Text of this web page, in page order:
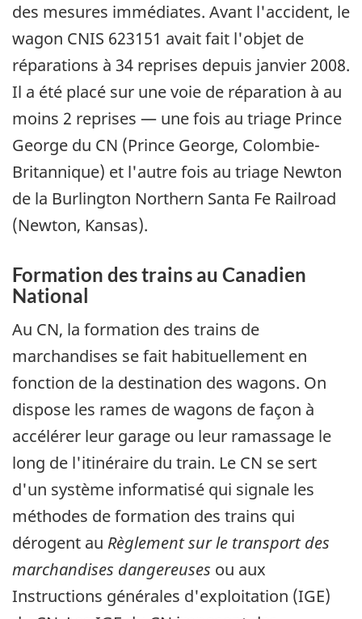
des mesures immédiates. Avant l'accident, le
wagon CNIS 623151 avait fait l'objet de
réparations à 34 reprises depuis janvier 2008.
Il a été placé sur une voie de réparation à au
moins 2 reprises — une fois au triage Prince
George du CN (Prince George, Colombie-
Britannique) et l'autre fois au triage Newton
de la Burlington Northern Santa Fe Railroad
(Newton, Kansas).
Formation des trains au Canadien
National
Au CN, la formation des trains de
marchandises se fait habituellement en
fonction de la destination des wagons. On
dispose les rames de wagons de façon à
accélérer leur garage ou leur ramassage le
long de l'itinéraire du train. Le CN se sert
d'un système informatisé qui signale les
méthodes de formation des trains qui
dérogent au Règlement sur le transport des
marchandises dangereuses ou aux
Instructions générales d'exploitation (IGE)